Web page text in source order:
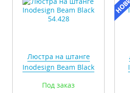
Люстра на штанге
Inodesign Beam Black
Под заказ